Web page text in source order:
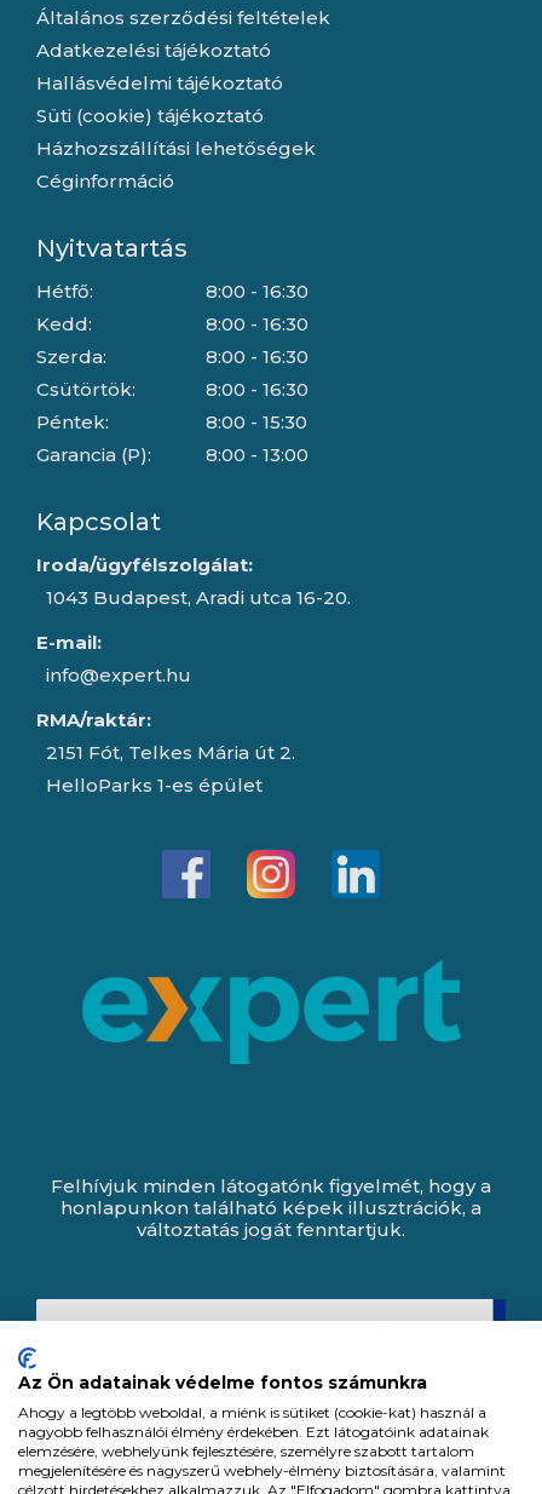
Általános szerződési feltételek
Adatkezelési tájékoztató
Hallásvédelmi tájékoztató
Süti (cookie) tájékoztató
Házhozszállítási lehetőségek
Céginformáció
Nyitvatartás
Hétfő:
Kedd:
Szerda:
Csütörtök:
Péntek:
Garancia (P):
8:00 - 16:30
8:00 - 16:30
8:00 - 16:30
8:00 - 16:30
8:00 - 15:30
8:00 - 13:00
Kapcsolat
Iroda/ügyfélszolgálat:
1043 Budapest, Aradi utca 16-20.
E-mail:
info@expert.hu
RMA/raktár:
2151 Fót, Telkes Mária út 2.
HelloParks 1-es épület
Felhívjuk minden látogatónk figyelmét, hogy a
honlapunkon található képek illusztrációk, a
változtatás jogát fenntartjuk.
Az Ön adatainak védelme fontos számunkra
Ahogy a legtöbb weboldal, a miénk is sütiket (cookie-kat) használ a
nagyobb felhasználói élmény érdekében. Ezt látogatóink adatainak
elemzésére, webhelyünk fejlesztésére, személyre szabott tartalom
megjelenítésére és nagyszerű webhely-élmény biztosítására, valamint
célzott hirdetésekhez alkalmazzuk. Az "Elfogadom" gombra kattintva